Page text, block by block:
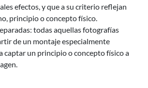
efectos, y que a su criterio reflejan
principio o concepto físico.
todas aquellas fotografías
de un montaje especialmente
captar un principio o concepto físico a